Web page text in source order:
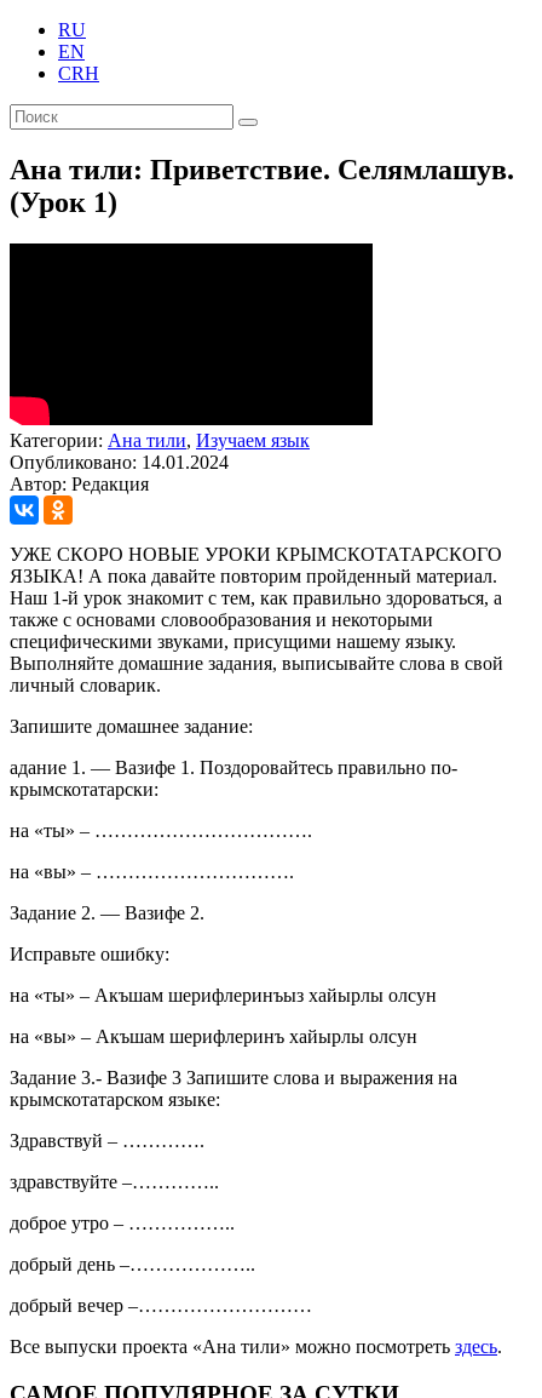
RU
EN
CRH
Ана тили: Приветствие. Селямлашув.
(Урок 1)
Категории: Ана тили, Изучаем язык
Опубликовано: 14.01.2024
Автор: Редакция
УЖЕ СКОРО НОВЫЕ УРОКИ КРЫМСКОТАТАРСКОГО
ЯЗЫКА! А пока давайте повторим пройденный материал.
Наш 1-й урок знакомит с тем, как правильно здороваться, а
также с основами словообразования и некоторыми
специфическими звуками, присущими нашему языку.
Выполняйте домашние задания, выписывайте слова в свой
личный словарик.
Запишите домашнее задание:
адание 1. — Вазифе 1. Поздоровайтесь правильно по-
крымскотатарски:
на «ты» – …………………………….
на «вы» – ………………………….
Задание 2. — Вазифе 2.
Исправьте ошибку:
на «ты» – Акъшам шерифлеринъыз хайырлы олсун
на «вы» – Акъшам шерифлеринъ хайырлы олсун
Задание 3.- Вазифе 3 Запишите слова и выражения на
крымскотатарском языке:
Здравствуй – ………….
здравствуйте –…………..
доброе утро – ……………..
добрый день –………………..
добрый вечер –………………………
Все выпуски проекта «Ана тили» можно посмотреть здесь.